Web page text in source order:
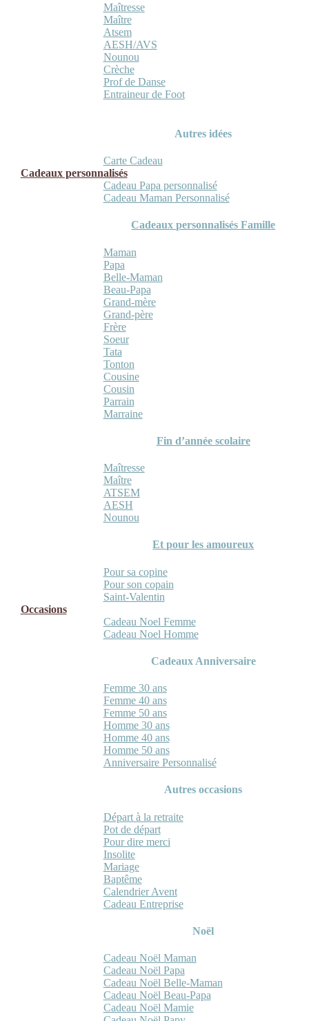
Maîtresse
Maître
Atsem
AESH/AVS
Nounou
Crèche
Prof de Danse
Entraineur de Foot
Autres idées
Carte Cadeau
Cadeaux personnalisés
Cadeau Papa personnalisé
Cadeau Maman Personnalisé
Cadeaux personnalisés Famille
Maman
Papa
Belle-Maman
Beau-Papa
Grand-mère
Grand-père
Frère
Soeur
Tata
Tonton
Cousine
Cousin
Parrain
Marraine
Fin d’année scolaire
Maîtresse
Maître
ATSEM
AESH
Nounou
Et pour les amoureux
Pour sa copine
Pour son copain
Saint-Valentin
Occasions
Cadeau Noel Femme
Cadeau Noel Homme
Cadeaux Anniversaire
Femme 30 ans
Femme 40 ans
Femme 50 ans
Homme 30 ans
Homme 40 ans
Homme 50 ans
Anniversaire Personnalisé
Autres occasions
Départ à la retraite
Pot de départ
Pour dire merci
Insolite
Mariage
Baptême
Calendrier Avent
Cadeau Entreprise
Noël
Cadeau Noël Maman
Cadeau Noël Papa
Cadeau Noël Belle-Maman
Cadeau Noël Beau-Papa
Cadeau Noël Mamie